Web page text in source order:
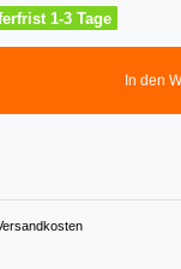
1-3 Tage
In den